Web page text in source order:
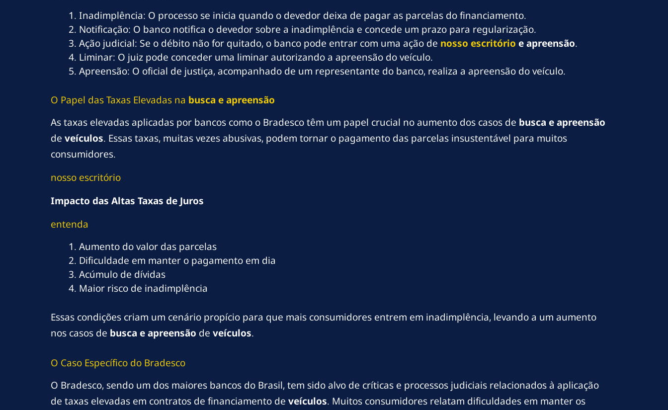
Inadimplência: O processo se inicia quando o devedor deixa de pagar as parcelas do financiamento.
Notificação: O banco notifica o devedor sobre a inadimplência e concede um prazo para regularização.
Ação judicial: Se o débito não for quitado, o banco pode entrar com uma ação de nosso escritório e apreensão.
Liminar: O juiz pode conceder uma liminar autorizando a apreensão do veículo.
Apreensão: O oficial de justiça, acompanhado de um representante do banco, realiza a apreensão do veículo.
O Papel das Taxas Elevadas na busca e apreensão
As taxas elevadas aplicadas por bancos como o Bradesco têm um papel crucial no aumento dos casos de busca e apreensão
de veículos. Essas taxas, muitas vezes abusivas, podem tornar o pagamento das parcelas insustentável para muitos
consumidores.
nosso escritório
Impacto das Altas Taxas de Juros
entenda
Aumento do valor das parcelas
Dificuldade em manter o pagamento em dia
Acúmulo de dívidas
Maior risco de inadimplência
Essas condições criam um cenário propício para que mais consumidores entrem em inadimplência, levando a um aumento
nos casos de busca e apreensão de veículos.
O Caso Específico do Bradesco
O Bradesco, sendo um dos maiores bancos do Brasil, tem sido alvo de críticas e processos judiciais relacionados à aplicação
de taxas elevadas em contratos de financiamento de veículos. Muitos consumidores relatam dificuldades em manter os